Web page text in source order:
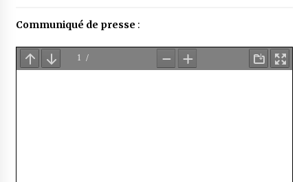
Communiqué de presse :